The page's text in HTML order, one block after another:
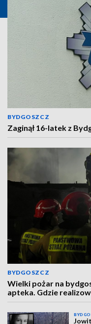
BYDGOSZCZ
Zaginął 16-latek z
BYDGOSZCZ
Wielki pożar na
apteka. Gdzie